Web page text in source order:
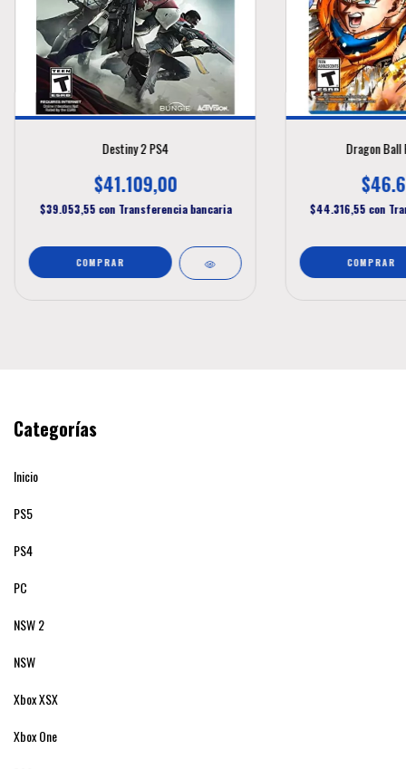
Destiny 2 PS4
$41.109,00
$39.053,55 con Transferencia bancaria
Dragon Ball
$44.316,55 con
Categorías
Inicio
PS5
PS4
PC
NSW 2
NSW
Xbox XSX
Xbox One